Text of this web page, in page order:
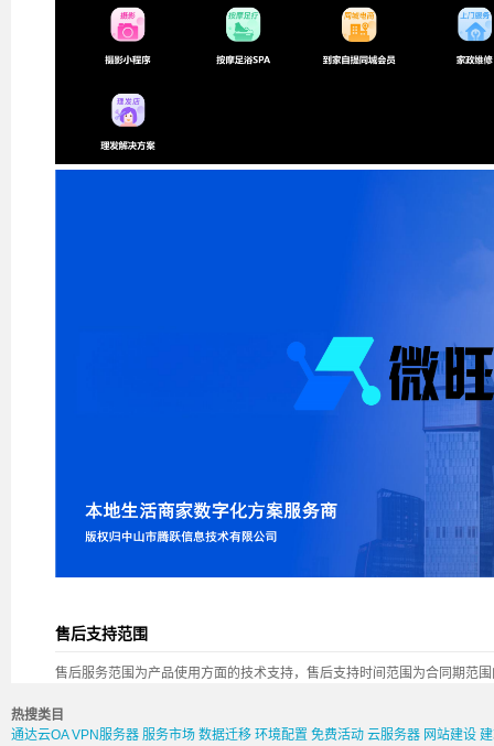
售后支持范围
售后服务范围为产品使用方面的技术支持，售后支持时间范围为合同期范
热搜类目
通达云OA VPN服务器 服务市场 数据迁移 环境配置 免费活动 云服务器 网站建设